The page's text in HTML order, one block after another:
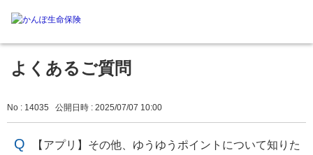
よくあるご質問
No : 14035 公開日時 : 2025/07/07 10:00
【アプリ】その他、ゆうゆうポイントについて知りた